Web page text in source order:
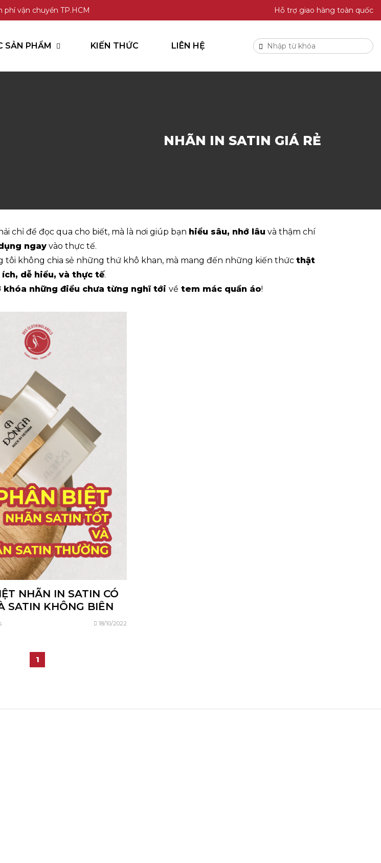
phí vận chuyển TP.HCM Hỗ trợ giao hàng toàn quốc
SẢN PHẨM KIẾN THỨC LIÊN HỆ
NHÃN IN SATIN GIÁ RẺ
chỉ để đọc qua cho biết, mà là nơi giúp bạn hiểu sâu, nhớ lâu và thậm chí
ngay vào thực tế.
tôi không chia sẻ những thứ khô khan, mà mang đến những kiến thức thật
ích, dễ hiểu, và thực tế.
khóa những điều chưa từng nghĩ tới về tem mác quần áo!
NHÃN IN SATIN CÓ
SATIN KHÔNG BIÊN
18/10/2022
1